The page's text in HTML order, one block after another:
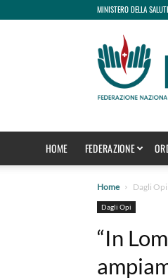
MINISTERO DELLA
HOME FEDERAZIONE
Home Dagli Opi
Dagli Opi
“In